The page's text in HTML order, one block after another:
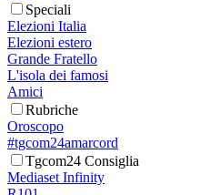
Speciali
Elezioni Italia
Elezioni estero
Grande Fratello
L'isola dei famosi
Amici
Rubriche
Oroscopo
#tgcom24amarcord
Tgcom24 Consiglia
Mediaset Infinity